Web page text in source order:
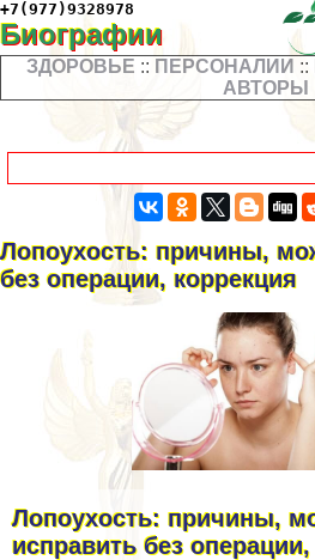
+7(977)9328978
Биографии
ЗДОРОВЬЕ :: ПЕРСОНАЛИИ ::
АВТОРЫ
Лопоухость: причины,
без операции, коррекция
Лопоухость: причины,
исправить без